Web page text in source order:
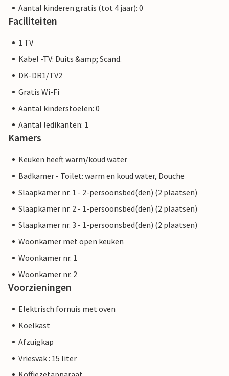
Aantal kinderen gratis (tot 4 jaar): 0
Faciliteiten
1 TV
Kabel -TV: Duits &amp; Scand.
DK-DR1/TV2
Gratis Wi-Fi
Aantal kinderstoelen: 0
Aantal ledikanten: 1
Kamers
Keuken heeft warm/koud water
Badkamer - Toilet: warm en koud water, Douche
Slaapkamer nr. 1 - 2-persoonsbed(den) (2 plaatsen)
Slaapkamer nr. 2 - 1-persoonsbed(den) (2 plaatsen)
Slaapkamer nr. 3 - 1-persoonsbed(den) (2 plaatsen)
Woonkamer met open keuken
Woonkamer nr. 1
Woonkamer nr. 2
Voorzieningen
Elektrisch fornuis met oven
Koelkast
Afzuigkap
Vriesvak : 15 liter